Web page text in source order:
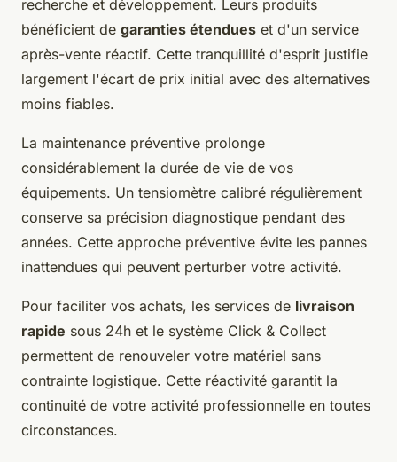
recherche et développement. Leurs produits
bénéficient de garanties étendues et d'un service
après-vente réactif. Cette tranquillité d'esprit justifie
largement l'écart de prix initial avec des alternatives
moins fiables.
La maintenance préventive prolonge
considérablement la durée de vie de vos
équipements. Un tensiomètre calibré régulièrement
conserve sa précision diagnostique pendant des
années. Cette approche préventive évite les pannes
inattendues qui peuvent perturber votre activité.
Pour faciliter vos achats, les services de livraison
rapide sous 24h et le système Click & Collect
permettent de renouveler votre matériel sans
contrainte logistique. Cette réactivité garantit la
continuité de votre activité professionnelle en toutes
circonstances.